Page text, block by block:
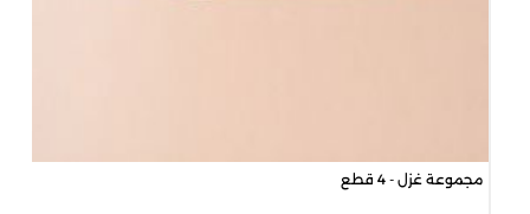
مجموعة غزل - 4 قطع